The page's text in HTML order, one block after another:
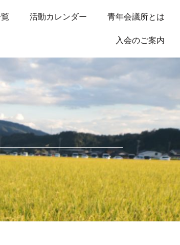
活動カレンダー 青年会議所とは
入会のご案内